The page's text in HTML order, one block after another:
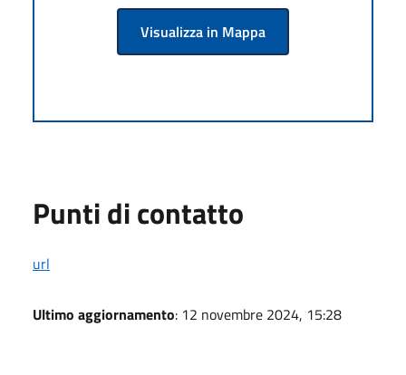
Visualizza in Mappa
Punti di contatto
url
Ultimo aggiornamento: 12 novembre 2024, 15:28